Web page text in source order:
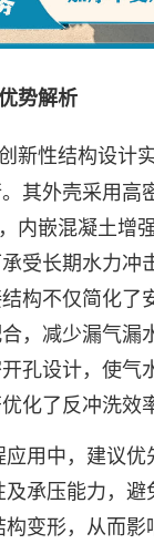
势解析
新性结构设计
其外壳采用高
内嵌混凝土增
受长期水力冲
构不仅简化了
，减少漏气漏
孔设计，使气
化了反冲洗效
用中，建议优
承压能力，避
变形，从而影